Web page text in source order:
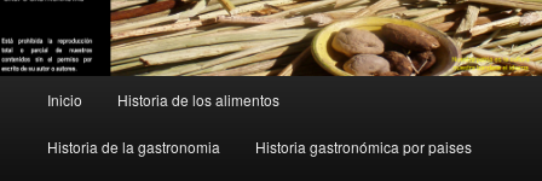
principal
Inicio Historia de los alimentos
Historia de la gastronomia Historia gastronómica por paises